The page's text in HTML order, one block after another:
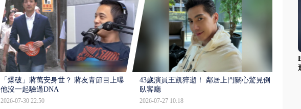
「爆破」蔣萬安身世？ 蔣友青節目上曝：
他沒一起驗過DNA
2026-07-30 22:50
43歲演員王凱猝逝！ 鄰居上門關心驚見倒
臥客廳
2026-07-27 10:18